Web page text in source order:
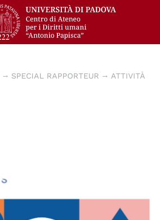
SPECIAL RAPPORTEUR ATTIVITÀ